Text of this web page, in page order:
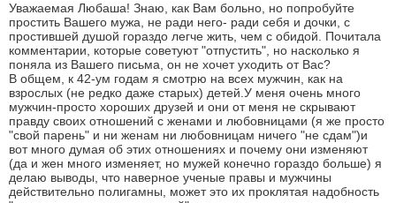
Уважаемая Любаша! Знаю, как Вам больно, но попробуйте
простить Вашего мужа, не ради него- ради себя и дочки, с
простившей душой гораздо легче жить, чем с обидой. Почитала
комментарии, которые советуют "отпустить", но насколько я
поняла из Вашего письма, он не хочет уходить от Вас?
В общем, к 42-ум годам я смотрю на всех мужчин, как на
взрослых (не редко даже старых) детей.У меня очень много
мужчин-просто хороших друзей и они от меня не скрывают
правду своих отношений с женами и любовницами (я же просто
"свой парень" и ни женам ни любовницам ничего "не сдам")и
вот много думая об этих отношениях и почему они изменяют
(да и жен много изменяет, но мужей конечно гораздо больше) я
делаю выводы, что наверное ученые правы и мужчины
действительно полигамны, может это их проклятая надобность